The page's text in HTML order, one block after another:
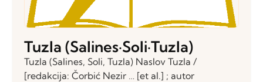
Tuzla (Salines·Soli·Tuzla)
Tuzla (Salines, Soli, Tuzla) Naslov Tuzla /
[redakcija: Čorbić Nezir … [et al.] ; autor